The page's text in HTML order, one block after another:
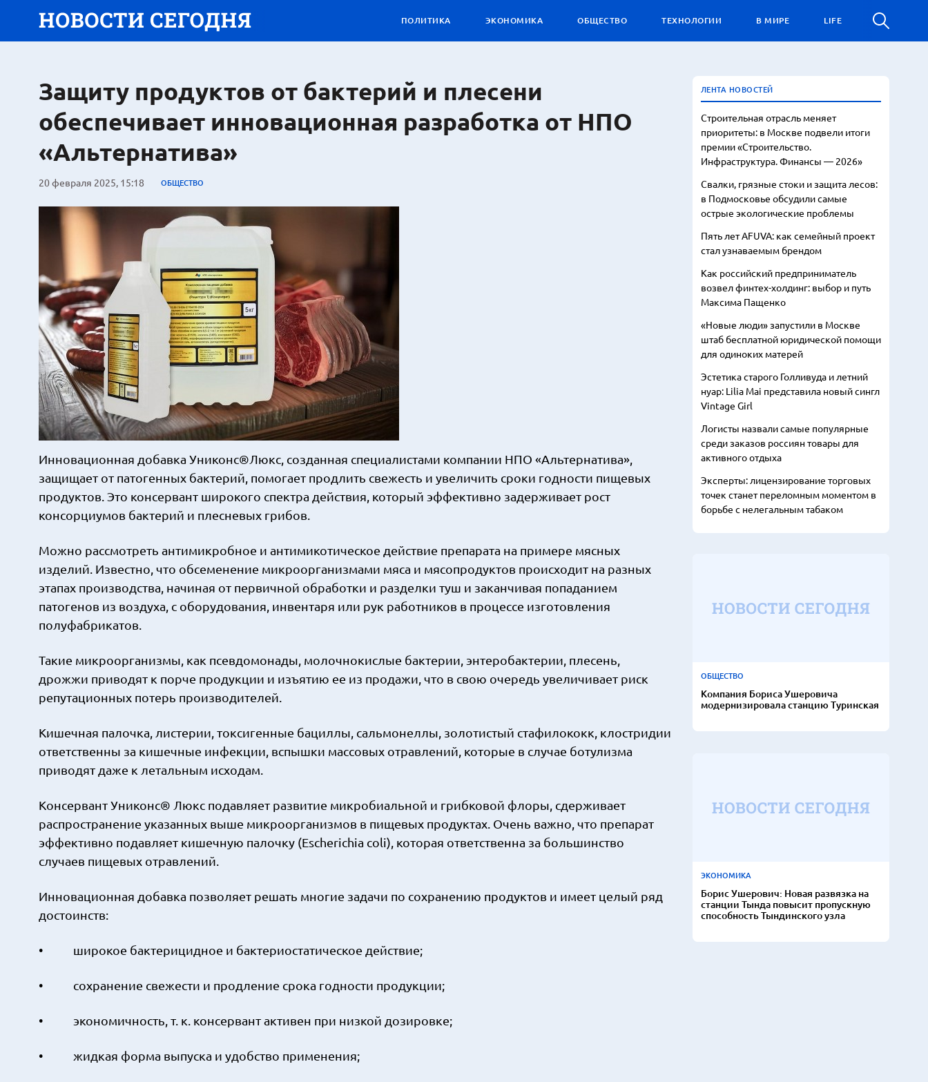
ПОЛИТИКА ЭКОНОМИКА ОБЩЕСТВО ТЕХНОЛОГИИ В МИРЕ LIFE
Защиту продуктов от бактерий и плесени
обеспечивает инновационная разработка от НПО
«Альтернатива»
20 февраля 2025, 15:18 ОБЩЕСТВО
Инновационная добавка Униконс®Люкс, созданная специалистами компании НПО «Альтернатива»,
защищает от патогенных бактерий, помогает продлить свежесть и увеличить сроки годности пищевых
продуктов. Это консервант широкого спектра действия, который эффективно задерживает рост
консорциумов бактерий и плесневых грибов.
Можно рассмотреть антимикробное и антимикотическое действие препарата на примере мясных
изделий. Известно, что обсеменение микроорганизмами мяса и мясопродуктов происходит на разных
этапах производства, начиная от первичной обработки и разделки туш и заканчивая попаданием
патогенов из воздуха, с оборудования, инвентаря или рук работников в процессе изготовления
полуфабрикатов.
Такие микроорганизмы, как псевдомонады, молочнокислые бактерии, энтеробактерии, плесень,
дрожжи приводят к порче продукции и изъятию ее из продажи, что в свою очередь увеличивает риск
репутационных потерь производителей.
Кишечная палочка, листерии, токсигенные бациллы, сальмонеллы, золотистый стафилококк, клостридии
ответственны за кишечные инфекции, вспышки массовых отравлений, которые в случае ботулизма
приводят даже к летальным исходам.
Консервант Униконс® Люкс подавляет развитие микробиальной и грибковой флоры, сдерживает
распространение указанных выше микроорганизмов в пищевых продуктах. Очень важно, что препарат
эффективно подавляет кишечную палочку (Escherichia coli), которая ответственна за большинство
случаев пищевых отравлений.
Инновационная добавка позволяет решать многие задачи по сохранению продуктов и имеет целый ряд
достоинств:
• широкое бактерицидное и бактериостатическое действие;
• сохранение свежести и продление срока годности продукции;
• экономичность, т. к. консервант активен при низкой дозировке;
• жидкая форма выпуска и удобство применения;
ЛЕНТА НОВОСТЕЙ
Строительная отрасль меняет
приоритеты: в Москве подвели итоги
премии «Строительство.
Инфраструктура. Финансы — 2026»
Свалки, грязные стоки и защита лесов:
в Подмосковье обсудили самые
острые экологические проблемы
Пять лет AFUVA: как семейный проект
стал узнаваемым брендом
Как российский предприниматель
возвел финтех-холдинг: выбор и путь
Максима Пащенко
«Новые люди» запустили в Москве
штаб бесплатной юридической помощи
для одиноких матерей
Эстетика старого Голливуда и летний
нуар: Lilia Mai представила новый сингл
Vintage Girl
Логисты назвали самые популярные
среди заказов россиян товары для
активного отдыха
Эксперты: лицензирование торговых
точек станет переломным моментом в
борьбе с нелегальным табаком
ОБЩЕСТВО
Компания Бориса Ушеровича
модернизировала станцию Туринская
ЭКОНОМИКА
Борис Ушерович: Новая развязка на
станции Тында повысит пропускную
способность Тындинского узла